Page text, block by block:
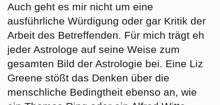
Auch geht es mir nicht um eine
ausführliche Würdigung oder gar Kritik der
Arbeit des Betreffenden. Für mich trägt eh
jeder Astrologe auf seine Weise zum
gesamten Bild der Astrologie bei. Eine Liz
Greene stößt das Denken über die
menschliche Bedingtheit ebenso an, wie